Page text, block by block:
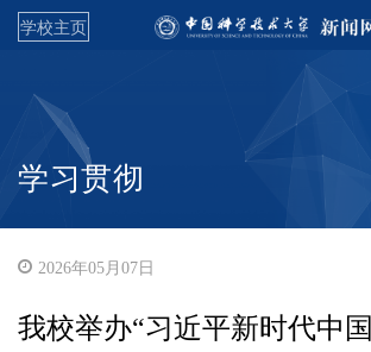
学校主页
学习贯彻
2026年05月07日
我校举办“习近平新时代中